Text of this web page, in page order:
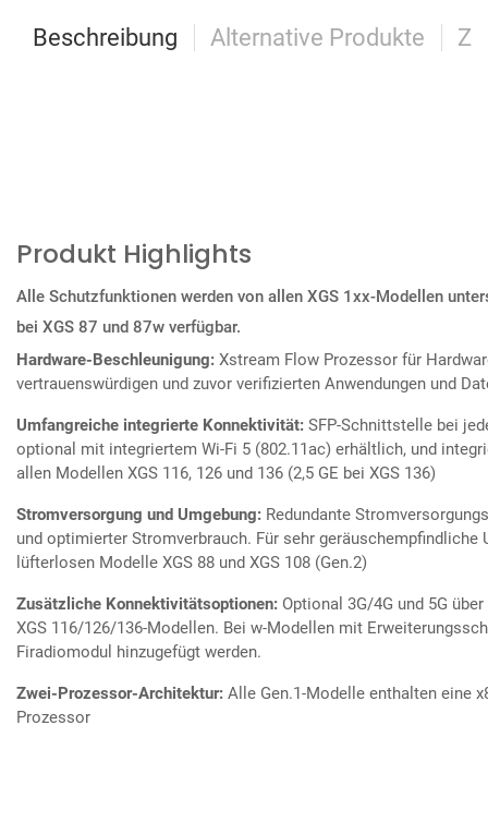
Beschreibung Alternative Produkte
Produkt Highlights
Alle Schutzfunktionen werden von allen XGS 1xx-Modellen
bei XGS 87 und 87w verfügbar.
Hardware-Beschleunigung: Xstream Flow Prozessor für
vertrauenswürdigen und zuvor verifizierten Anwendungen und
Umfangreiche integrierte Konnektivität: SFP-Schnittstelle bei
optional mit integriertem Wi-Fi 5 (802.11ac) erhältlich, und
allen Modellen XGS 116, 126 und 136 (2,5 GE bei XGS 136)
Stromversorgung und Umgebung: Redundante
und optimierter Stromverbrauch. Für sehr geräuschempfindliche
lüfterlosen Modelle XGS 88 und XGS 108 (Gen.2)
Zusätzliche Konnektivitätsoptionen: Optional 3G/4G und 5G
XGS 116/126/136-Modellen. Bei w-Modellen mit
Firadiomodul hinzugefügt werden.
Zwei-Prozessor-Architektur: Alle Gen.1-Modelle enthalten eine
Prozessor